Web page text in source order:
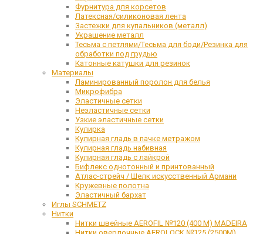
Фурнитура для корсетов
Латексная/силиконовая лента
Застежки для купальников (металл)
Украшение металл
Тесьма с петлями/Тесьма для боди/Резинка для
обработки под грудью
Катонные катушки для резинок
Материалы
Ламинированный поролон для белья
Микрофибра
Эластичные сетки
Неэластичные сетки
Узкие эластичные сетки
Кулирка
Кулирная гладь в пачке метражом
Кулирная гладь набивная
Кулирная гладь с лайкрой
Бифлекс однотонный и принтованный
Атлас-стрейч / Шелк искусственный Армани
Кружевные полотна
Эластичный бархат
Иглы SCHMETZ
Нитки
Нитки швейные AEROFIL №120 (400 М) MADEIRA
Нитки оверлочные AEROLOCK №125 (2500М)